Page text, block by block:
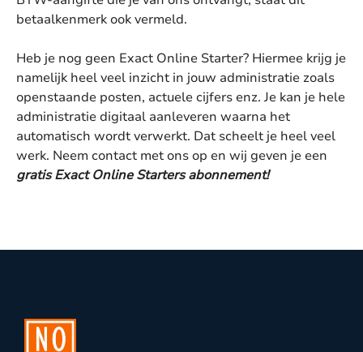
betaalkenmerk ook vermeld.
Heb je nog geen Exact Online Starter? Hiermee krijg je
namelijk heel veel inzicht in jouw administratie zoals
openstaande posten, actuele cijfers enz. Je kan je hele
administratie digitaal aanleveren waarna het
automatisch wordt verwerkt. Dat scheelt je heel veel
werk. Neem contact met ons op en wij geven je een
gratis Exact Online Starters abonnement!